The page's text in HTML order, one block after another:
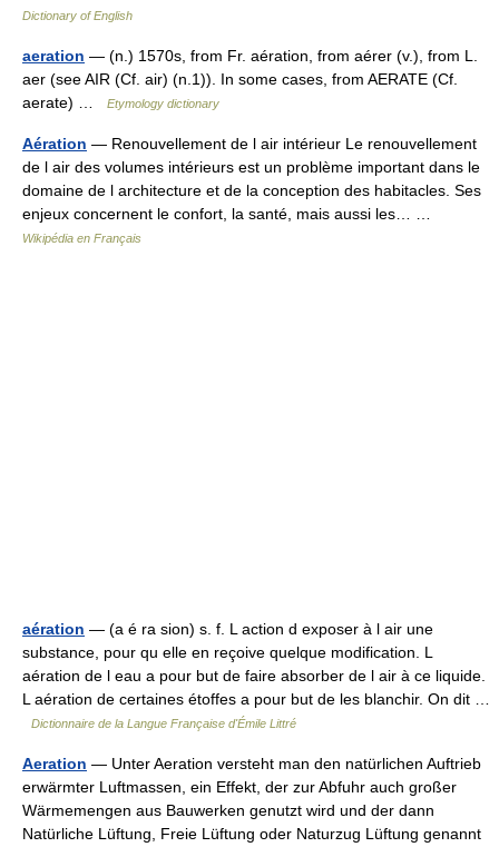
Dictionary of English
aeration — (n.) 1570s, from Fr. aération, from aérer (v.), from L.
aer (see AIR (Cf. air) (n.1)). In some cases, from AERATE (Cf.
aerate) …
Etymology dictionary
Aération — Renouvellement de l air intérieur Le renouvellement
de l air des volumes intérieurs est un problème important dans le
domaine de l architecture et de la conception des habitacles. Ses
enjeux concernent le confort, la santé, mais aussi les… …
Wikipédia en Français
aération — (a é ra sion) s. f. L action d exposer à l air une
substance, pour qu elle en reçoive quelque modification. L
aération de l eau a pour but de faire absorber de l air à ce liquide.
L aération de certaines étoffes a pour but de les blanchir. On dit …
Dictionnaire de la Langue Française d'Émile Littré
Aeration — Unter Aeration versteht man den natürlichen Auftrieb
erwärmter Luftmassen, ein Effekt, der zur Abfuhr auch großer
Wärmemengen aus Bauwerken genutzt wird und der dann
Natürliche Lüftung, Freie Lüftung oder Naturzug Lüftung genannt